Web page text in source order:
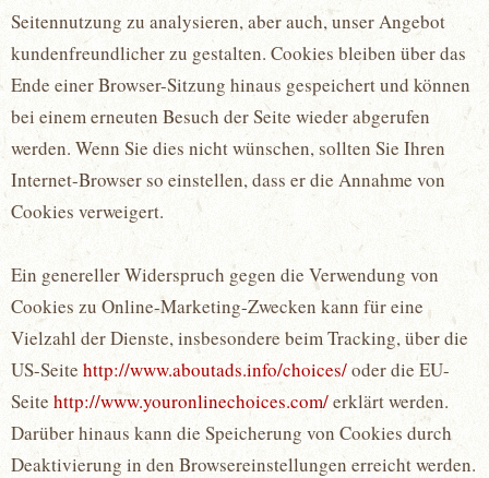
Seitennutzung zu analysieren, aber auch, unser Angebot
kundenfreundlicher zu gestalten. Cookies bleiben über das
Ende einer Browser-Sitzung hinaus gespeichert und können
bei einem erneuten Besuch der Seite wieder abgerufen
werden. Wenn Sie dies nicht wünschen, sollten Sie Ihren
Internet-Browser so einstellen, dass er die Annahme von
Cookies verweigert.
Ein genereller Widerspruch gegen die Verwendung von
Cookies zu Online-Marketing-Zwecken kann für eine
Vielzahl der Dienste, insbesondere beim Tracking, über die
US-Seitehttp://www.aboutads.info/choices/oder die EU-
Seitehttp://www.youronlinechoices.com/erklärt werden.
Darüber hinaus kann die Speicherung von Cookies durch
Deaktivierung in den Browsereinstellungen erreicht werden.